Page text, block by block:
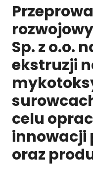
Sp. z o.o.
ekstruzji
celu
innowacji
oraz